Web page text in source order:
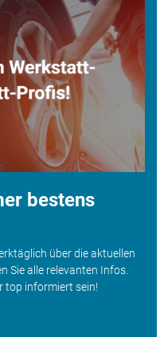
bestens
über die aktuellen
Sie alle relevanten Infos.
top informiert sein!